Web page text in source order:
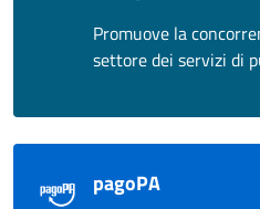
Promuove la
settore dei servizi di
pagoPA